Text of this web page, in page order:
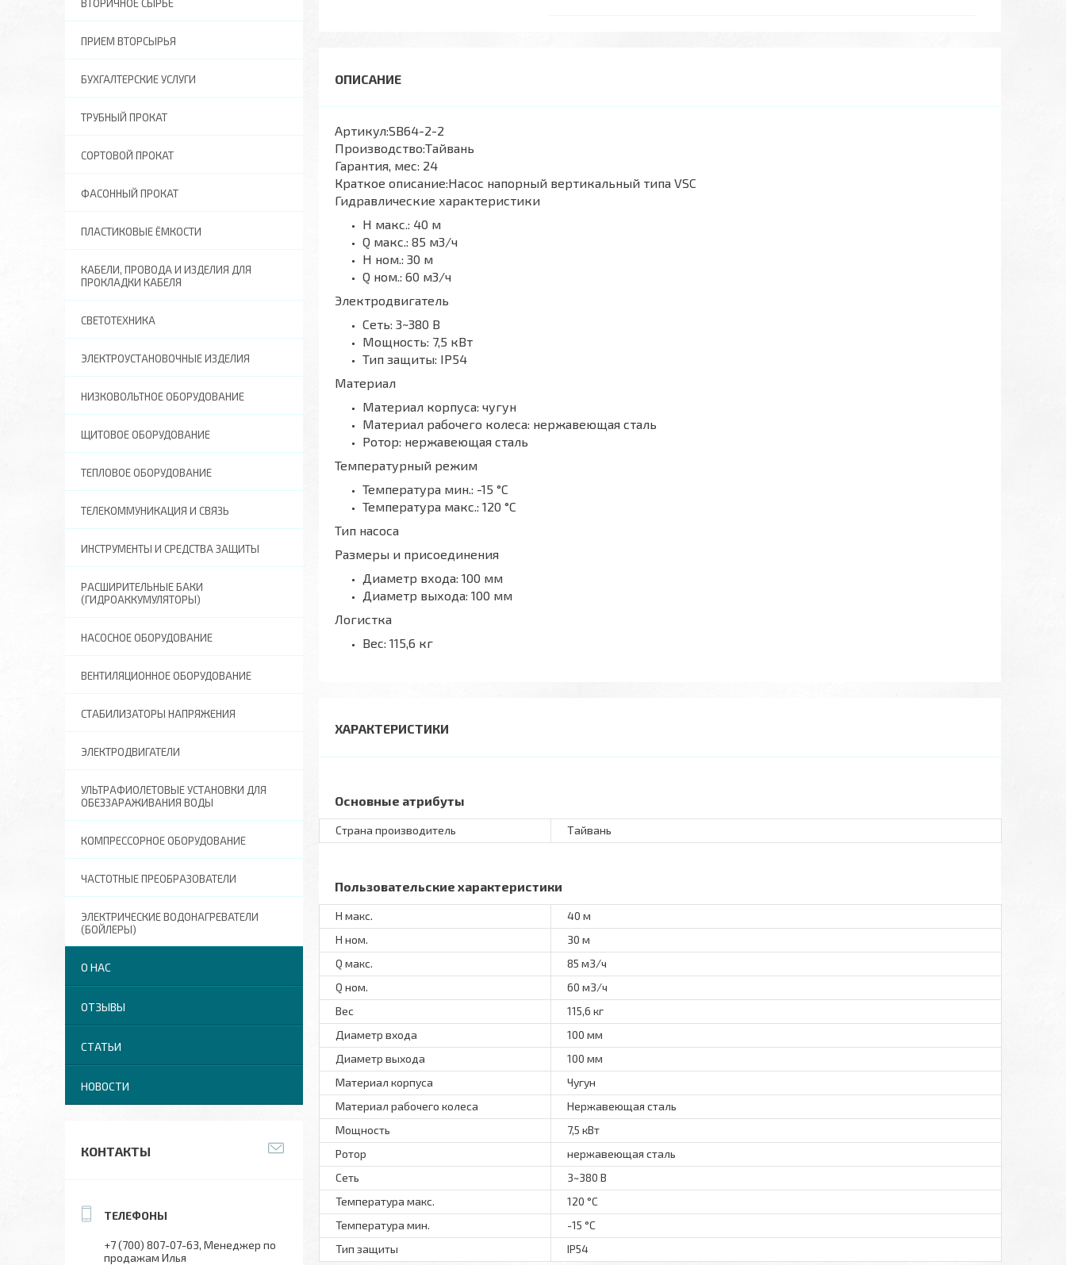
Артикул:SB64-2-2
Производство:Тайвань
Гарантия, мес: 24
Краткое описание:Насос напорный вертикальный типа VSC
Гидравлические характеристики
H макс.: 40 м
Q макс.: 85 м3/ч
H ном.: 30 м
Q ном.: 60 м3/ч
Электродвигатель
Сеть: 3~380 В
Мощность: 7,5 кВт
Тип защиты: IP54
Материал
Материал корпуса: чугун
Материал рабочего колеса: нержавеющая сталь
Ротор: нержавеющая сталь
Температурный режим
Температура мин.: -15 °С
Температура макс.: 120 °С
Тип насоса
Размеры и присоединения
Диаметр входа: 100 мм
Диаметр выхода: 100 мм
Логистка
Вес: 115,6 кг
ХАРАКТЕРИСТИКИ
Основные атрибуты
Страна производитель Тайвань
Пользовательские характеристики
H макс.
40 м
H ном.
30 м
Q макс.
85 м3/ч
Q ном.
60 м3/ч
Вес
115,6 кг
Диаметр входа
100 мм
Диаметр выхода
100 мм
Материал корпуса
Чугун
Материал рабочего колеса
Нержавеющая сталь
Мощность
7,5 кВт
Ротор
нержавеющая сталь
Сеть
3~380 В
Температура макс.
120 °С
Температура мин.
-15 °С
Тип защиты
IP54
ВТОРИЧНОЕ СЫРЬЕ
ПРИЕМ ВТОРСЫРЬЯ
БУХГАЛТЕРСКИЕ УСЛУГИ
ТРУБНЫЙ ПРОКАТ
СОРТОВОЙ ПРОКАТ
ФАСОННЫЙ ПРОКАТ
ПЛАСТИКОВЫЕ ЁМКОСТИ
КАБЕЛИ, ПРОВОДА И ИЗДЕЛИЯ ДЛЯ
ПРОКЛАДКИ КАБЕЛЯ
СВЕТОТЕХНИКА
ЭЛЕКТРОУСТАНОВОЧНЫЕ ИЗДЕЛИЯ
НИЗКОВОЛЬТНОЕ ОБОРУДОВАНИЕ
ЩИТОВОЕ ОБОРУДОВАНИЕ
ТЕПЛОВОЕ ОБОРУДОВАНИЕ
ТЕЛЕКОММУНИКАЦИЯ И СВЯЗЬ
ИНСТРУМЕНТЫ И СРЕДСТВА ЗАЩИТЫ
РАСШИРИТЕЛЬНЫЕ БАКИ
(ГИДРОАККУМУЛЯТОРЫ)
НАСОСНОЕ ОБОРУДОВАНИЕ
ВЕНТИЛЯЦИОННОЕ ОБОРУДОВАНИЕ
СТАБИЛИЗАТОРЫ НАПРЯЖЕНИЯ
ЭЛЕКТРОДВИГАТЕЛИ
УЛЬТРАФИОЛЕТОВЫЕ УСТАНОВКИ ДЛЯ
ОБЕЗЗАРАЖИВАНИЯ ВОДЫ
КОМПРЕССОРНОЕ ОБОРУДОВАНИЕ
ЧАСТОТНЫЕ ПРЕОБРАЗОВАТЕЛИ
ЭЛЕКТРИЧЕСКИЕ ВОДОНАГРЕВАТЕЛИ
(БОЙЛЕРЫ)
О НАС
ОТЗЫВЫ
СТАТЬИ
НОВОСТИ
КОНТАКТЫ
+7 (700) 807-07-63 Менеджер по
продажам Илья